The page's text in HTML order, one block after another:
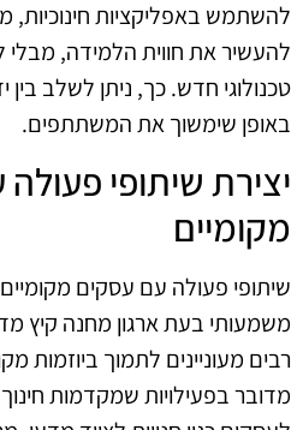
להשתמש באפליקציות חינוכיות,
להעשיר את חווית הלמידה, מבלי
טכנולוגי חדש. כך, ניתן לשלב בין
באופן שימשוך את המשתתפים.
יצירת שיתופי
מקומיים
שיתופי פעולה עם עסקים מקומיים
משמעותי בעת ארגון מחנה קיץ
רבים מעוניינים לתמוך ביוזמות
מדובר בפעילויות שמקדמות